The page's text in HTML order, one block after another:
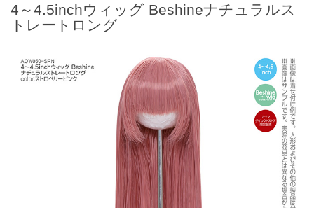
アゾンダイレクトストア
よくあるご質問（Q&A）
◆◆さとふる◆◆
4～4.5inchウィッグ Beshineナチュラルス
トレートロング